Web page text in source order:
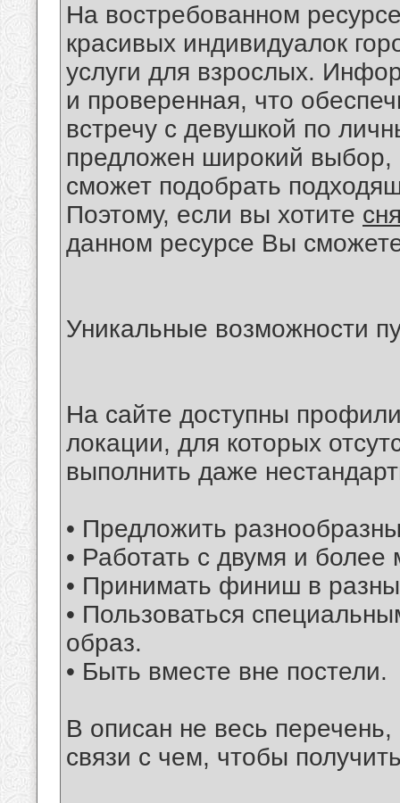
На востребованном
красивых индивидуалок
услуги для взрослых.
и проверенная, что
встречу с девушкой по
предложен широкий выбор,
сможет подобрать
Поэтому, если вы хотите
данном ресурсе Вы
Уникальные возможности
На сайте доступны
локации, для которых
выполнить даже
• Предложить
• Работать с двумя и
• Принимать финиш в
• Пользоваться
образ.
• Быть вместе вне постели.
В описан не весь
связи с чем, чтобы